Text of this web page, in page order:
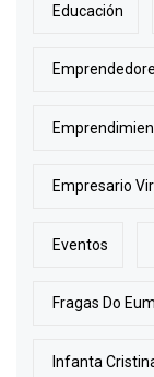
Educación
Empresario
Eventos
Fragas Do
Infanta